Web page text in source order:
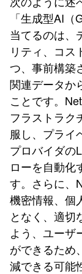
「生成型AI
当てるのは、
リティ、コス
つ、事前構築
関連データか
ことです。
フラストラク
服し、プライ
プロバイダの
ローを自動化
す。さらに、
機密情報、個
となく、適切
よう、ユーザ
ができるため
減できる可能